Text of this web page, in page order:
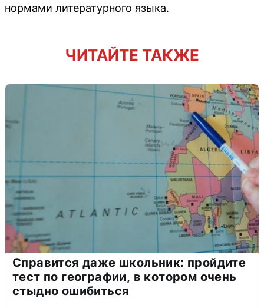
нормами литературного языка.
ЧИТАЙТЕ ТАКЖЕ
Справится даже школьник: пройдите
тест по географии, в котором очень
стыдно ошибиться